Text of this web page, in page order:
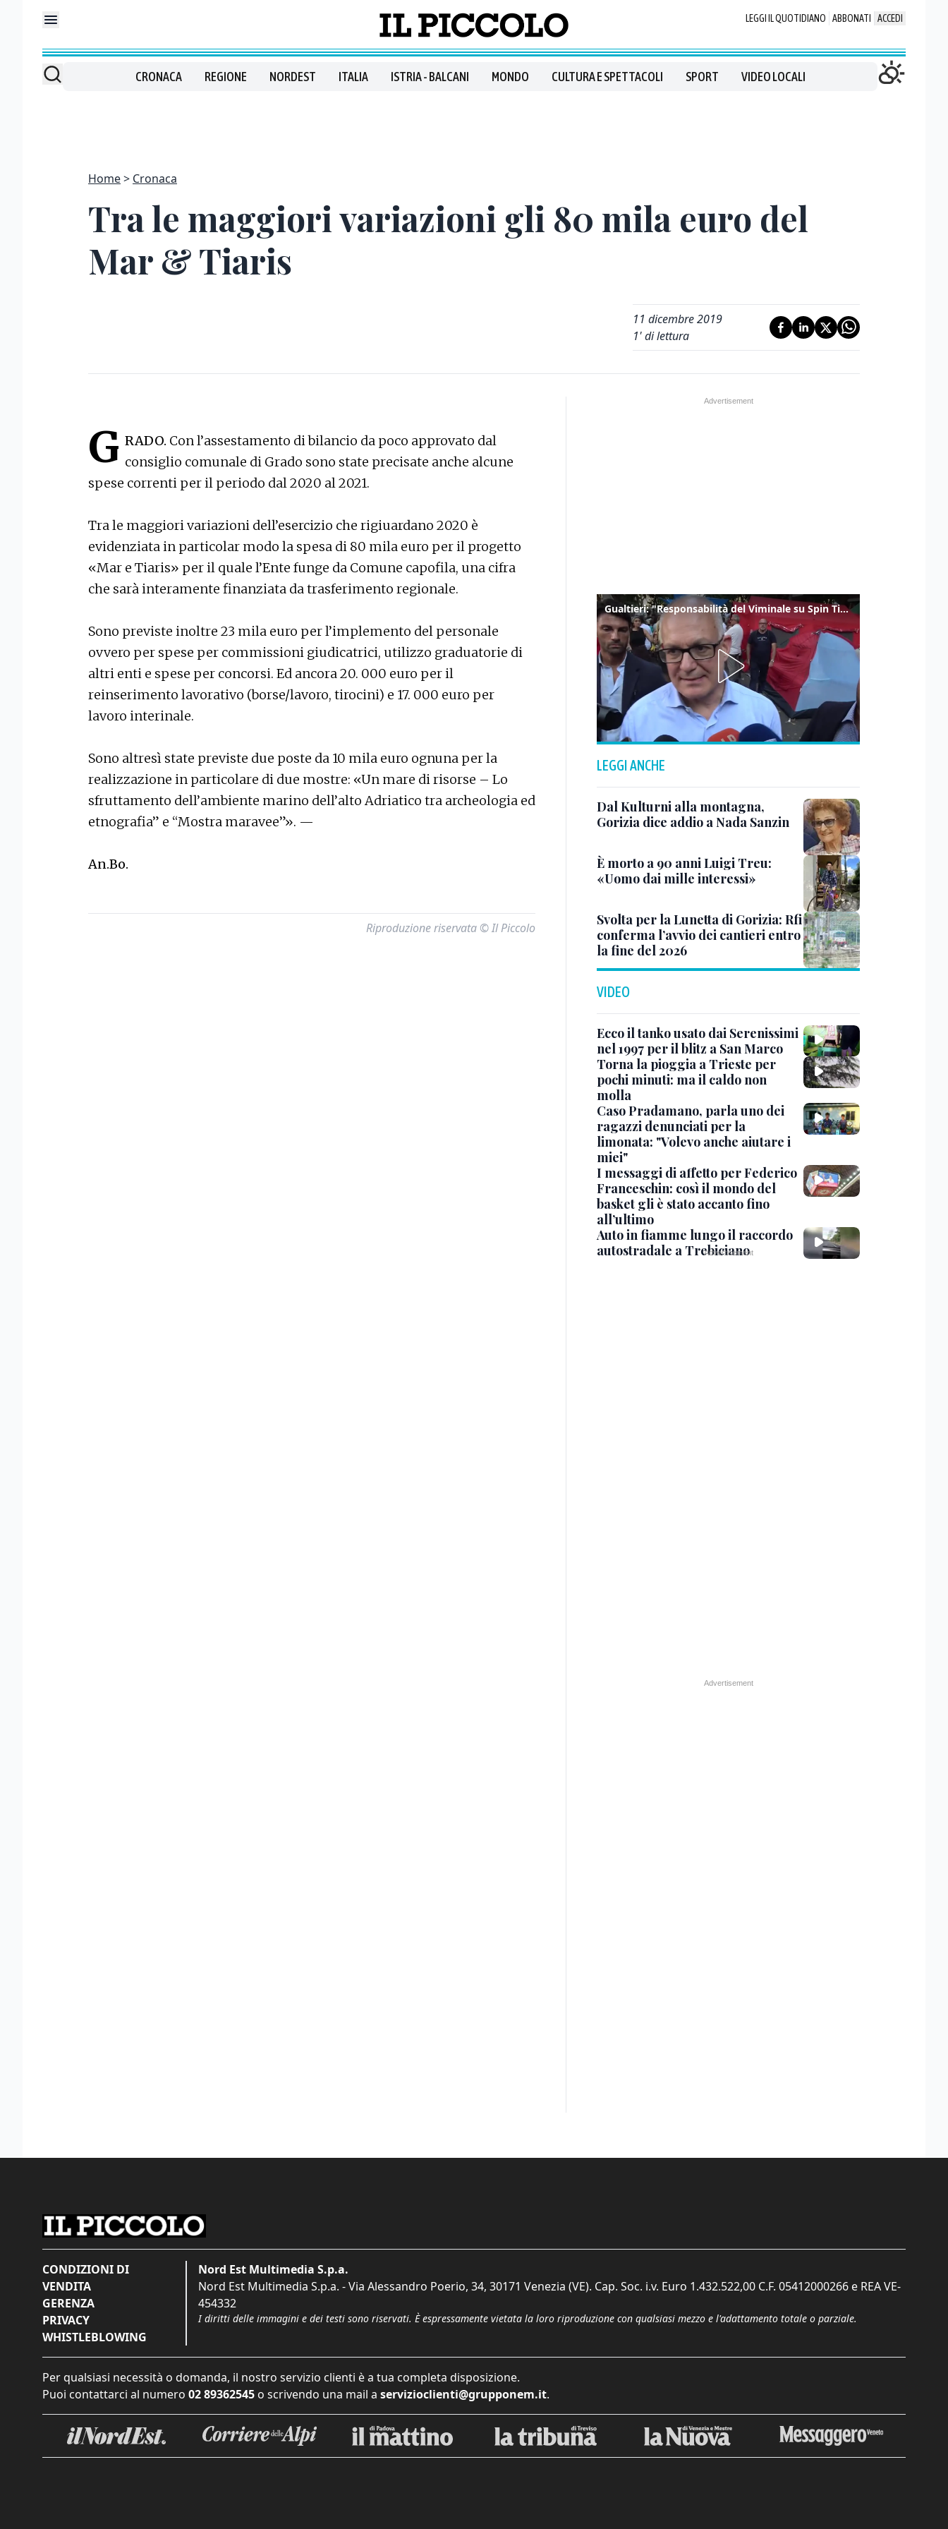
LEGGI IL QUOTIDIANO ABBONATI ACCEDI
CRONACA REGIONE NORDEST ITALIA ISTRIA - BALCANI MONDO CULTURA E SPETTACOLI SPORT VIDEO LOCALI
Home Cronaca
Tra le maggiori variazioni gli 80 mila euro del
Mar & Tiaris
11 dicembre 2019
1' di lettura
G RADO. Con l’assestamento di bilancio da poco approvato dal
consiglio comunale di Grado sono state precisate anche alcune
spese correnti per il periodo dal 2020 al 2021.
Tra le maggiori variazioni dell’esercizio che rigiuardano 2020 è
evidenziata in particolar modo la spesa di 80 mila euro per il progetto
«Mar e Tiaris» per il quale l’Ente funge da Comune capofila, una cifra
che sarà interamente finanziata da trasferimento regionale.
Sono previste inoltre 23 mila euro per l’implemento del personale
ovvero per spese per commissioni giudicatrici, utilizzo graduatorie di
altri enti e spese per concorsi. Ed ancora 20. 000 euro per il
reinserimento lavorativo (borse/lavoro, tirocini) e 17. 000 euro per
lavoro interinale.
Sono altresì state previste due poste da 10 mila euro ognuna per la
realizzazione in particolare di due mostre: «Un mare di risorse – Lo
sfruttamento dell’ambiente marino dell’alto Adriatico tra archeologia ed
etnografia” e “Mostra maravee”». —
An.Bo.
Riproduzione riservata © Il Piccolo
Gualtieri: "Responsabilità del Viminale su Spin Time? La posizione dei partiti è nota"
LEGGI ANCHE
Dal Kulturni alla montagna,
Gorizia dice addio a Nada Sanzin
È morto a 90 anni Luigi Treu:
«Uomo dai mille interessi»
Svolta per la Lunetta di Gorizia: Rfi
conferma l’avvio dei cantieri entro
la fine del 2026
VIDEO
Ecco il tanko usato dai Serenissimi
nel 1997 per il blitz a San Marco
Torna la pioggia a Trieste per
pochi minuti: ma il caldo non
molla
Caso Pradamano, parla uno dei
ragazzi denunciati per la
limonata: "Volevo anche aiutare i
miei"
I messaggi di affetto per Federico
Franceschin: così il mondo del
basket gli è stato accanto fino
all’ultimo
Auto in fiamme lungo il raccordo
autostradale a Trebiciano
CONDIZIONI DI
VENDITA
GERENZA
PRIVACY
WHISTLEBLOWING
Nord Est Multimedia S.p.a.
Nord Est Multimedia S.p.a. - Via Alessandro Poerio, 34, 30171 Venezia (VE). Cap. Soc. i.v. Euro 1.432.522,00 C.F. 05412000266 e REA VE-
454332
I diritti delle immagini e dei testi sono riservati. È espressamente vietata la loro riproduzione con qualsiasi mezzo e l'adattamento totale o parziale.
Per qualsiasi necessità o domanda, il nostro servizio clienti è a tua completa disposizione.
Puoi contattarci al numero 02 89362545 o scrivendo una mail a servizioclienti@grupponem.it.